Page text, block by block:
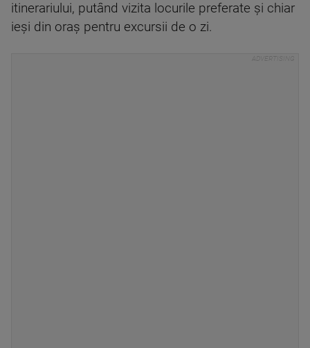
itinerariului, putând vizita locurile preferate și chiar
ieși din oraș pentru excursii de o zi.